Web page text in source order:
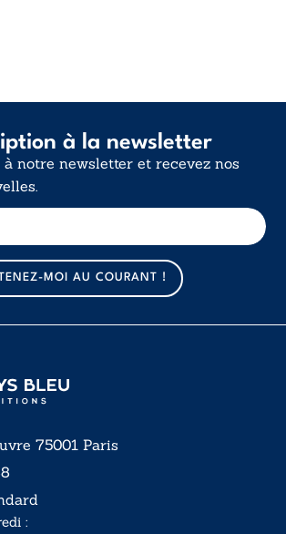
à la newsletter
notre newsletter et recevez nos
m
a
i
l
TENEZ-MOI AU COURANT !
75001 Paris
: